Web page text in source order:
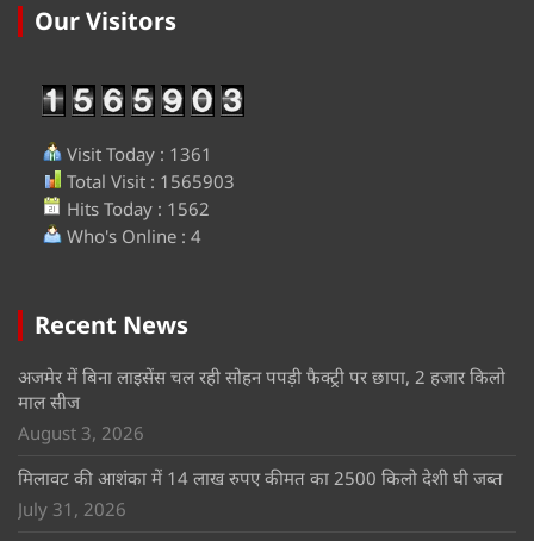
Our Visitors
Visit Today : 1361
Total Visit : 1565903
Hits Today : 1562
Who's Online : 4
Recent News
अजमेर में बिना लाइसेंस चल रही सोहन पपड़ी फैक्ट्री पर छापा, 2 हजार किलो
माल सीज
August 3, 2026
मिलावट की आशंका में 14 लाख रुपए कीमत का 2500 किलो देशी घी जब्त
July 31, 2026